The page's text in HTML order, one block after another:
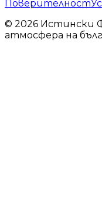
Поверителност
© 2026 Истински
атмосфера на